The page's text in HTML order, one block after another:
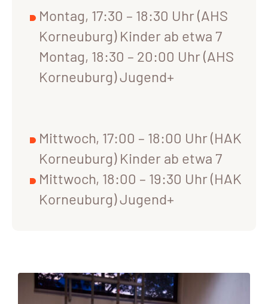
Montag, 17:30 – 18:30 Uhr (AHS
Korneuburg) Kinder ab etwa 7
Montag, 18:30 – 20:00 Uhr (AHS
Korneuburg) Jugend+
Mittwoch, 17:00 – 18:00 Uhr (HAK
Korneuburg) Kinder ab etwa 7
Mittwoch, 18:00 – 19:30 Uhr (HAK
Korneuburg) Jugend+